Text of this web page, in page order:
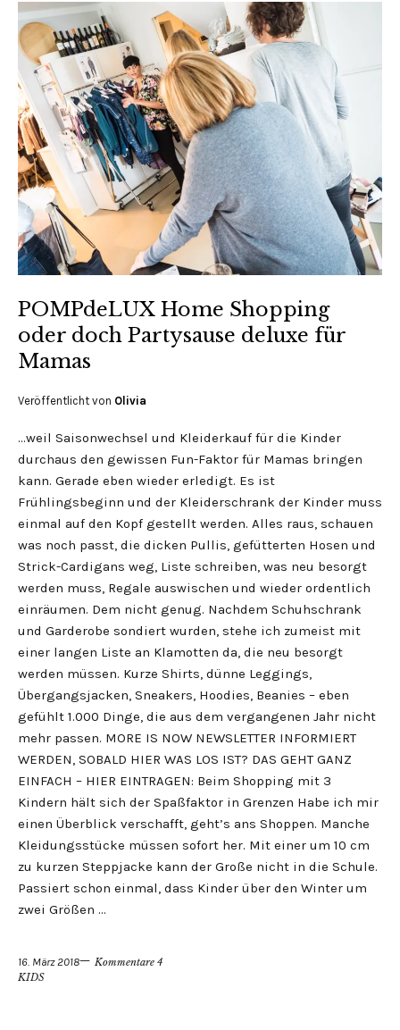
POMPdeLUX Home Shopping
oder doch Partysause deluxe für
Mamas
Veröffentlicht von Olivia
…weil Saisonwechsel und Kleiderkauf für die Kinder
durchaus den gewissen Fun-Faktor für Mamas bringen
kann. Gerade eben wieder erledigt. Es ist
Frühlingsbeginn und der Kleiderschrank der Kinder muss
einmal auf den Kopf gestellt werden. Alles raus, schauen
was noch passt, die dicken Pullis, gefütterten Hosen und
Strick-Cardigans weg, Liste schreiben, was neu besorgt
werden muss, Regale auswischen und wieder ordentlich
einräumen. Dem nicht genug. Nachdem Schuhschrank
und Garderobe sondiert wurden, stehe ich zumeist mit
einer langen Liste an Klamotten da, die neu besorgt
werden müssen. Kurze Shirts, dünne Leggings,
Übergangsjacken, Sneakers, Hoodies, Beanies – eben
gefühlt 1.000 Dinge, die aus dem vergangenen Jahr nicht
mehr passen. MORE IS NOW NEWSLETTER INFORMIERT
WERDEN, SOBALD HIER WAS LOS IST? DAS GEHT GANZ
EINFACH – HIER EINTRAGEN: Beim Shopping mit 3
Kindern hält sich der Spaßfaktor in Grenzen Habe ich mir
einen Überblick verschafft, geht’s ans Shoppen. Manche
Kleidungsstücke müssen sofort her. Mit einer um 10 cm
zu kurzen Steppjacke kann der Große nicht in die Schule.
Passiert schon einmal, dass Kinder über den Winter um
zwei Größen …
16. März 2018
Kommentare 4
KIDS